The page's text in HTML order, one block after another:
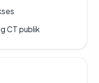
CT publik